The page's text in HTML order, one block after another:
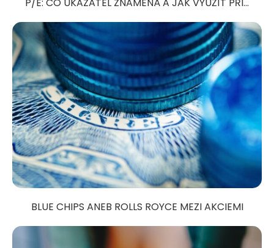
BLUE CHIPS ANEB ROLLS ROYCE MEZI AKCIEMI